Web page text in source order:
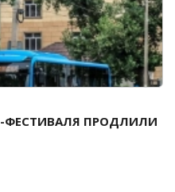
ФЕСТИВАЛЯ ПРОДЛИЛИ